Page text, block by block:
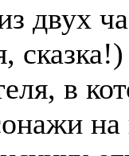
двух
в